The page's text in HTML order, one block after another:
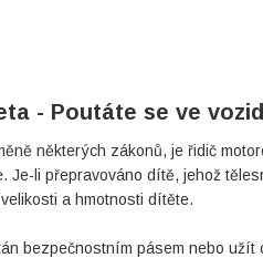
- Poutáte se ve
některých zákonů, je řidič
li přepravováno dítě, jehož
a hmotnosti dítěte.
bezpečnostním pásem nebo